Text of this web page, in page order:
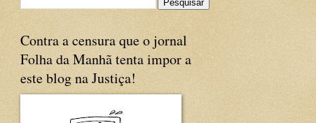
Contra a censura que o jornal
Folha da Manhã tenta impor a
este blog na Justiça!